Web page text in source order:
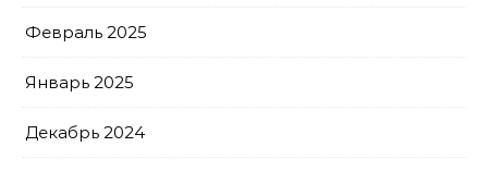
Февраль 2025
Январь 2025
Декабрь 2024